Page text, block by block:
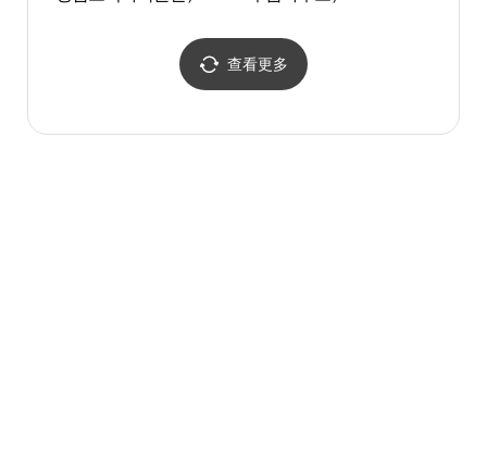
查看更多